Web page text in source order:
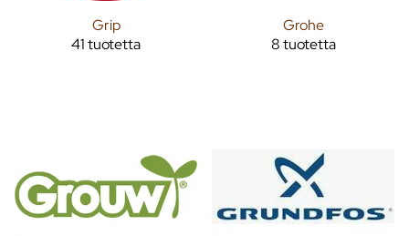
Grip
41 tuotetta
Grohe
8 tuotetta